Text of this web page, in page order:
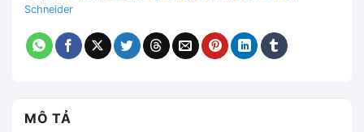
Schneider
MÔ TẢ